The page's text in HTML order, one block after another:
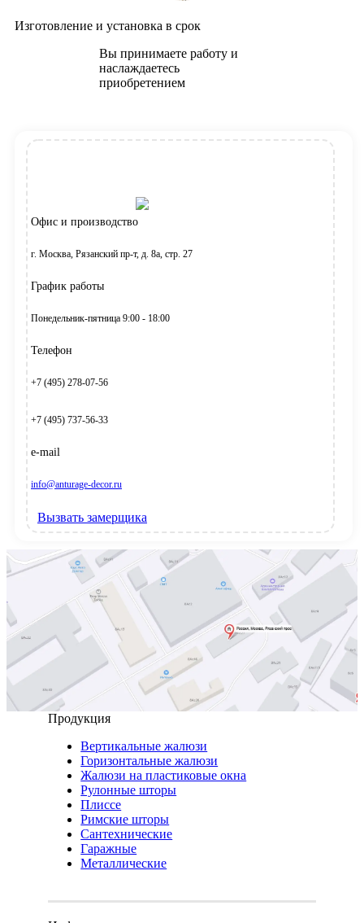
Изготовление и установка в срок
Вы принимаете работу и
наслаждаетесь
приобретением
Офис и производство
г. Москва, Рязанский пр-т, д. 8а, стр. 27
График работы
Понедельник-пятница 9:00 - 18:00
Телефон
+7 (495) 278-07-56
+7 (495) 737-56-33
e-mail
info@anturage-decor.ru
Вызвать замерщика
Продукция
Вертикальные жалюзи
Горизонтальные жалюзи
Жалюзи на пластиковые окна
Рулонные шторы
Плиссе
Римские шторы
Сантехнические
Гаражные
Металлические